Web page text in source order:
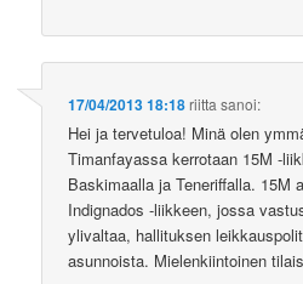
17/04/2013 18:18riitta sanoi:
Hei ja tervetuloa! Minä olen
Timanfayassa kerrotaan 15M -
Baskimaalla ja Teneriffalla. 15M
Indignados -liikkeen, jossa
ylivaltaa, hallituksen
asunnoista. Mielenkiintoinen